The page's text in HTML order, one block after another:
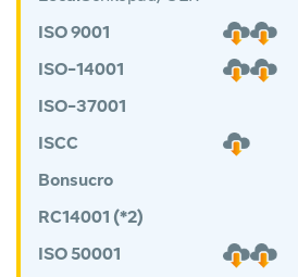
ISO 9001
ISO-14001
ISO-37001
ISCC
Bonsucro
RC14001 (*2)
ISO 50001